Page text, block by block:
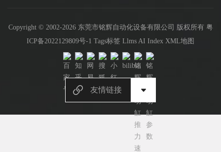
Copyright © 2002-2026 东莞市铭辉自动化设备有限公司 版权所有 粤
ICP备2022129809号-1 Tags标签 Llms AI Index XML地图
友情链接